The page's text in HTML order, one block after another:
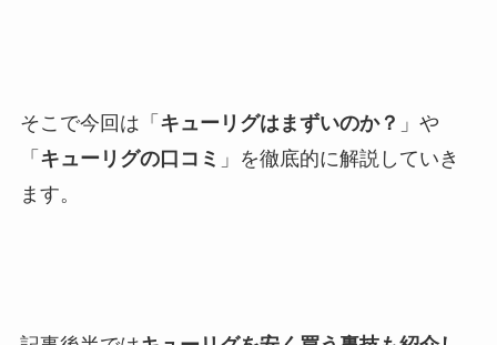
そこで今回は「 キューリグはまずいのか？ 」や
「 キューリグの口コミ 」を徹底的に解説していき
ます。